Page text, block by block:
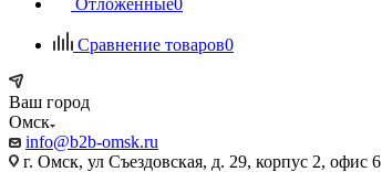
Отложенные0
Сравнение товаров0
Ваш город
Омск
info@b2b-omsk.ru
г. Омск, ул Съездовская, д. 29, корпус 2, офис 6